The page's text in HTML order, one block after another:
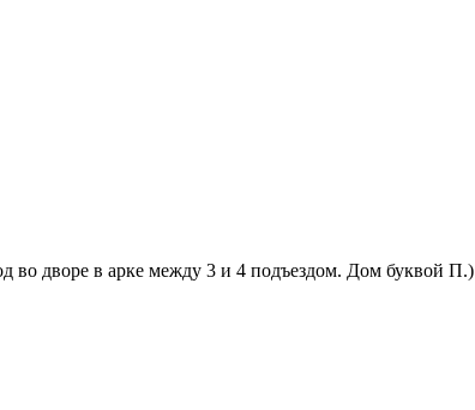
во дворе в арке между 3 и 4 подъездом. Дом буквой П.)